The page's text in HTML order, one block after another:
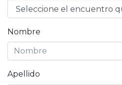
Nombre
Apellido